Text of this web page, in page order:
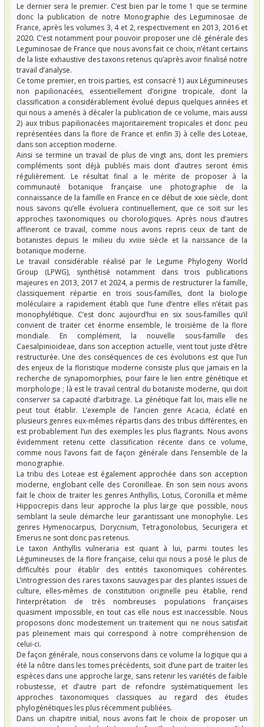
Le dernier sera le premier. C’est bien par le tome 1 que se termine
donc la publication de notre Monographie des Leguminosae de
France, après les volumes 3, 4 et 2, respectivement en 2013, 2016 et
2020. C’est notamment pour pouvoir proposer une clé générale des
Leguminosae de France que nous avons fait ce choix, n’étant certains
de la liste exhaustive des taxons retenus qu’après avoir finalisé notre
travail d’analyse.
Ce tome premier, en trois parties, est consacré 1) aux Légumineuses
non papilionacées, essentiellement d’origine tropicale, dont la
classification a considérablement évolué depuis quelques années et
qui nous a amenés à décaler la publication de ce volume, mais aussi
2) aux tribus papilionacées majoritairement tropicales et donc peu
représentées dans la flore de France et enfin 3) à celle des Loteae,
dans son acception moderne.
Ainsi se termine un travail de plus de vingt ans, dont les premiers
compléments sont déjà publiés mais dont d’autres seront émis
régulièrement. Le résultat final a le mérite de proposer à la
communauté botanique française une photographie de la
connaissance de la famille en France en ce début de xxie siècle, dont
nous savons qu’elle évoluera continuellement, que ce soit sur les
approches taxonomiques ou chorologiques. Après nous d’autres
affineront ce travail, comme nous avons repris ceux de tant de
botanistes depuis le milieu du xviiie siècle et la naissance de la
botanique moderne.
Le travail considérable réalisé par le Legume Phylogeny World
Group (LPWG), synthétisé notamment dans trois publications
majeures en 2013, 2017 et 2024, a permis de restructurer la famille,
classiquement répartie en trois sous-familles, dont la biologie
moléculaire a rapidement établi que l’une d’entre elles n’était pas
monophylétique. C’est donc aujourd’hui en six sous-familles qu’il
convient de traiter cet énorme ensemble, le troisième de la flore
mondiale. En complément, la nouvelle sous-famille des
Caesalpinioideae, dans son acception actuelle, vient tout juste d’être
restructurée. Une des conséquences de ces évolutions est que l’un
des enjeux de la floristique moderne consiste plus que jamais en la
recherche de synapomorphies, pour faire le lien entre génétique et
morphologie ; là est le travail central du botaniste moderne, qui doit
conserver sa capacité d’arbitrage. La génétique fait loi, mais elle ne
peut tout établir. L’exemple de l’ancien genre Acacia, éclaté en
plusieurs genres eux-mêmes répartis dans des tribus différentes, en
est probablement l’un des exemples les plus flagrants. Nous avons
évidemment retenu cette classification récente dans ce volume,
comme nous l’avons fait de façon générale dans l’ensemble de la
monographie.
La tribu des Loteae est également approchée dans son acception
moderne, englobant celle des Coronilleae. En son sein nous avons
fait le choix de traiter les genres Anthyllis, Lotus, Coronilla et même
Hippocrepis dans leur approche la plus large que possible, nous
semblant la seule démarche leur garantissant une monophylie. Les
genres Hymenocarpus, Dorycnium, Tetragonolobus, Securigera et
Emerus ne sont donc pas retenus.
Le taxon Anthyllis vulneraria est quant à lui, parmi toutes les
Légumineuses de la flore française, celui qui nous a posé le plus de
difficultés pour établir des entités taxonomiques cohérentes.
L’introgression des rares taxons sauvages par des plantes issues de
culture, elles-mêmes de constitution originelle peu établie, rend
l’interprétation de très nombreuses populations françaises
quasiment impossible, en tout cas elle nous est inaccessible. Nous
proposons donc modestement un traitement qui ne nous satisfait
pas pleinement mais qui correspond à notre compréhension de
celui-ci.
De façon générale, nous conservons dans ce volume la logique qui a
été la nôtre dans les tomes précédents, soit d’une part de traiter les
espèces dans une approche large, sans retenir les variétés de faible
robustesse, et d’autre part de refondre systématiquement les
approches taxonomiques classiques au regard des études
phylogénétiques les plus récemment publiées.
Dans un chapitre initial, nous avons fait le choix de proposer un